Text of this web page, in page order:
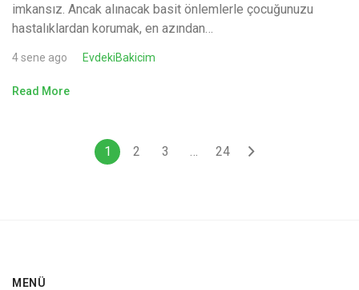
imkansız. Ancak alınacak basit önlemlerle çocuğunuzu
hastalıklardan korumak, en azından…
4 sene ago EvdekiBakicim
Read More
1 2 3 … 24
MENÜ